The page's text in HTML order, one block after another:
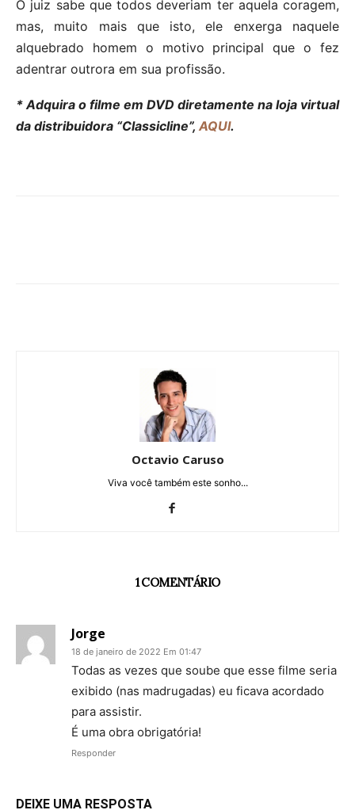
O juiz sabe que todos deveriam ter aquela coragem,
mas, muito mais que isto, ele enxerga naquele
alquebrado homem o motivo principal que o fez
adentrar outrora em sua profissão.
* Adquira o filme em DVD diretamente na loja virtual
da distribuidora “Classicline”, AQUI.
Octavio Caruso
Viva você também este sonho...
1 COMENTÁRIO
Jorge
18 de janeiro de 2022 Em 01:47
Todas as vezes que soube que esse filme seria
exibido (nas madrugadas) eu ficava acordado
para assistir.
É uma obra obrigatória!
Responder
DEIXE UMA RESPOSTA